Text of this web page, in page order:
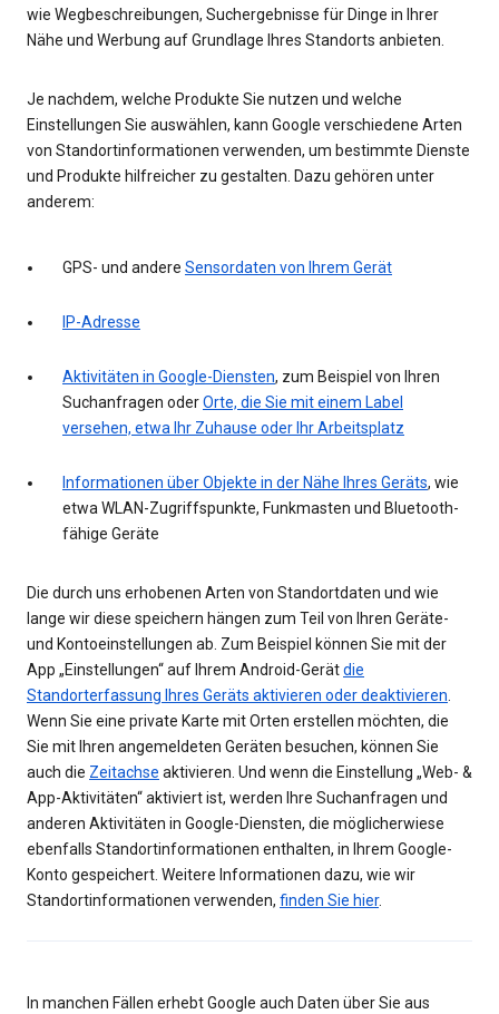
wie Wegbeschreibungen, Suchergebnisse für Dinge in Ihrer
Nähe und Werbung auf Grundlage Ihres Standorts anbieten.
Je nachdem, welche Produkte Sie nutzen und welche
Einstellungen Sie auswählen, kann Google verschiedene Arten
von Standortinformationen verwenden, um bestimmte Dienste
und Produkte hilfreicher zu gestalten. Dazu gehören unter
anderem:
GPS- und andere Sensordaten von Ihrem Gerät
IP-Adresse
Aktivitäten in Google-Diensten, zum Beispiel von Ihren
Suchanfragen oderOrte, die Sie mit einem Label
versehen, etwa Ihr Zuhause oder Ihr Arbeitsplatz
Informationen über Objekte in der Nähe Ihres Geräts, wie
etwa WLAN-Zugriffspunkte, Funkmasten und Bluetooth-
fähige Geräte
Die durch uns erhobenen Arten von Standortdaten und wie
lange wir diese speichern hängen zum Teil von Ihren Geräte-
und Kontoeinstellungen ab. Zum Beispiel können Sie mit der
App „Einstellungen“ auf Ihrem Android-Gerätdie
Standorterfassung Ihres Geräts aktivieren oder deaktivieren.
Wenn Sie eine private Karte mit Orten erstellen möchten, die
Sie mit Ihren angemeldeten Geräten besuchen, können Sie
auch die Zeitachse aktivieren. Und wenn die Einstellung „Web- &
App-Aktivitäten“ aktiviert ist, werden Ihre Suchanfragen und
anderen Aktivitäten in Google-Diensten, die möglicherwiese
ebenfalls Standortinformationen enthalten, in Ihrem Google-
Konto gespeichert. Weitere Informationen dazu, wie wir
Standortinformationen verwenden, finden Sie hier.
In manchen Fällen erhebt Google auch Daten über Sie aus